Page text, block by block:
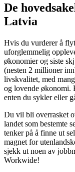
De
Latvia
Hvis du vurderer å
uforglemmelig
økonomier og siste
(nesten 2 millioner
livskvalitet, med
og lovende økonomi.
enten du sykler eller
Du vil bli overrasket
landet som bestemte
tenker på å finne ut
magnet for
sjekk ut noen av
Workwide!